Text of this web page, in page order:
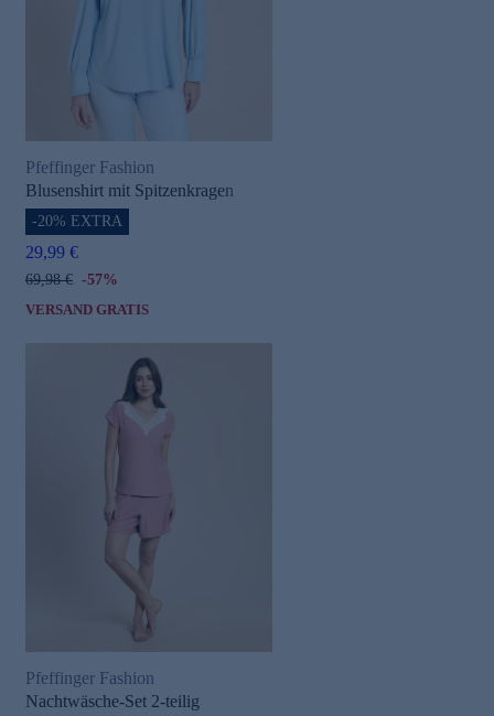
Pfeffinger Fashion
Blusenshirt mit Spitzenkragen
-20% EXTRA
29,99 €
69,98 € -57%
VERSAND GRATIS
Pfeffinger Fashion
Nachtwäsche-Set 2-teilig